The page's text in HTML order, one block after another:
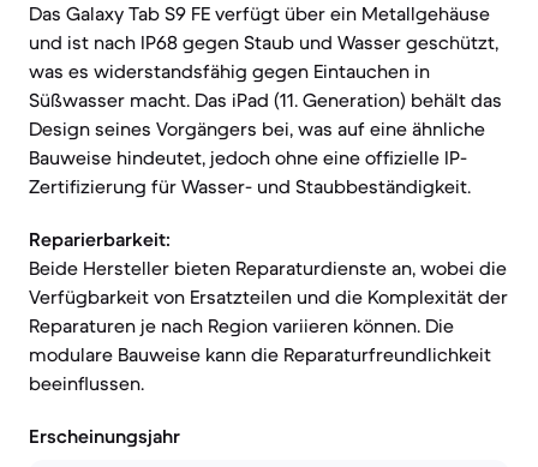
Das Galaxy Tab S9 FE verfügt über ein Metallgehäuse
und ist nach IP68 gegen Staub und Wasser geschützt,
was es widerstandsfähig gegen Eintauchen in
Süßwasser macht. Das iPad (11. Generation) behält das
Design seines Vorgängers bei, was auf eine ähnliche
Bauweise hindeutet, jedoch ohne eine offizielle IP-
Zertifizierung für Wasser- und Staubbeständigkeit.
Reparierbarkeit:
Beide Hersteller bieten Reparaturdienste an, wobei die
Verfügbarkeit von Ersatzteilen und die Komplexität der
Reparaturen je nach Region variieren können. Die
modulare Bauweise kann die Reparaturfreundlichkeit
beeinflussen.
Erscheinungsjahr